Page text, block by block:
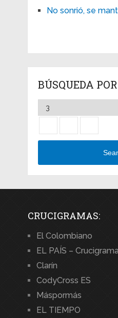
No sonrió, se
BÚSQUEDA
CRUCIGRAMAS:
El Colombiano
EL PAÍS –
Clarín
CodyCross ES
Máspormás
EL TIEMPO